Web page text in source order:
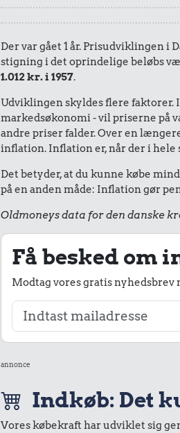
Der var gået 1 år. Prisudviklingen i
stigning i det oprindelige beløbs
1.012 kr. i 1957.
Udviklingen skyldes flere faktorer.
markedsøkonomi - vil priserne på
andre priser falder. Over en
inflation. Inflation er, når der i
Det betyder, at du kunne købe
på en anden måde: Inflation gør
Oldmoneys data for den danske
Få besked om
Modtag vores gratis
annonce
Indkøb: Det
Vores købekraft har udviklet sig